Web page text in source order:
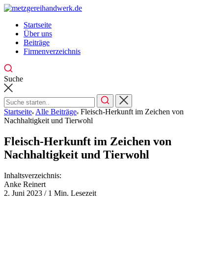
Skip
contentStartseite
Über uns
Beiträge
Firmenverzeichnis
Suche
Startseite Alle Beiträge Fleisch-Herkunft im Zeichen von
Nachhaltigkeit und Tierwohl
Fleisch-Herkunft im Zeichen von
Nachhaltigkeit und Tierwohl
Inhaltsverzeichnis:
Anke Reinert
2. Juni 2023 /1 Min. Lesezeit